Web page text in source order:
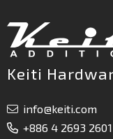
Keiti
info@keiti.com
+886 4 2693 2601